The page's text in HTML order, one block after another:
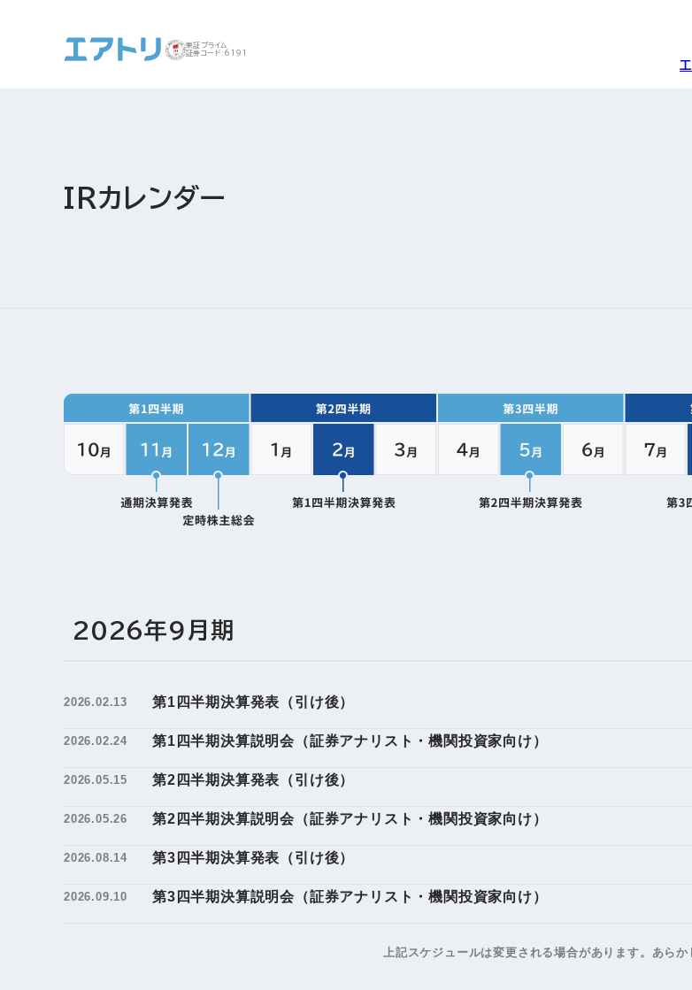
東証プライム
証券コード:6191
事
HRコンサルティング事業 航
AIロボット事業
町家宿泊・日本文化体験
社外アドバイザー
プロフィール
旅
（
IRお問い合わせ 免
ップ
IRカレンダー
2026年9月期
2026.02.13 第1四半期決算発表（引け後）
2026.02.24 第1四半期決算説明会（証券アナリスト・機関投資家向け）
2026.05.15 第2四半期決算発表（引け後）
2026.05.26 第2四半期決算説明会（証券アナリスト・機関投資家向け）
2026.08.14 第3四半期決算発表（引け後）
2026.09.10 第3四半期決算説明会（証券アナリスト・機関投資家向け）
上記スケジュールは変更される場合があります。 あらか